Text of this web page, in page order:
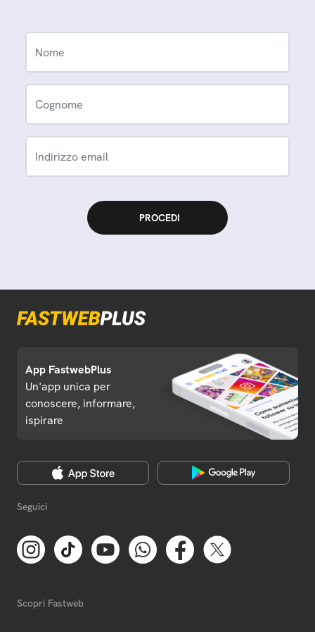
Nome
Cognome
Indirizzo email
App FastwebPlus
Un'app unica per
conoscere, informare,
ispirare
Seguici
Scopri Fastweb